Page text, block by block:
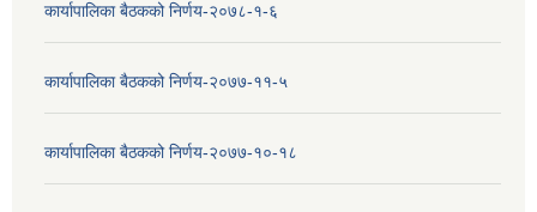
कार्यापालिका बैठकको निर्णय-२०७८-१-६
कार्यापालिका बैठकको निर्णय-२०७७-११-५
कार्यापालिका बैठकको निर्णय-२०७७-१०-१८